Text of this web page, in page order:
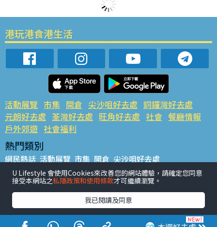
港玩港食港生活
活動展覽 市集 開倉 尖沙咀好去處 銅鑼灣好去處
元朗好去處 荃灣好去處 旺角好去處 社會 餐廳情報
戶外郊遊 社會福利
熱門類別
網民熱話 活動展覽 市集 開倉 尖沙咀好去處
銅鑼灣好去處 元朗好去處 荃灣好去處 旺角好去處 社會
餐廳情報 戶外郊遊
熱門標籤
#UGO搵好去處 #人氣活動推介 #美食社群熱話
#親子玩樂好去處
#ULifestyle應用程式 #限時搶
U Lifestyle 會使用Cookies來改善您的網站體驗，請確定您同意
接受本網站之私隱政策和使用條款才可繼續瀏覽。
我已閱讀及同意